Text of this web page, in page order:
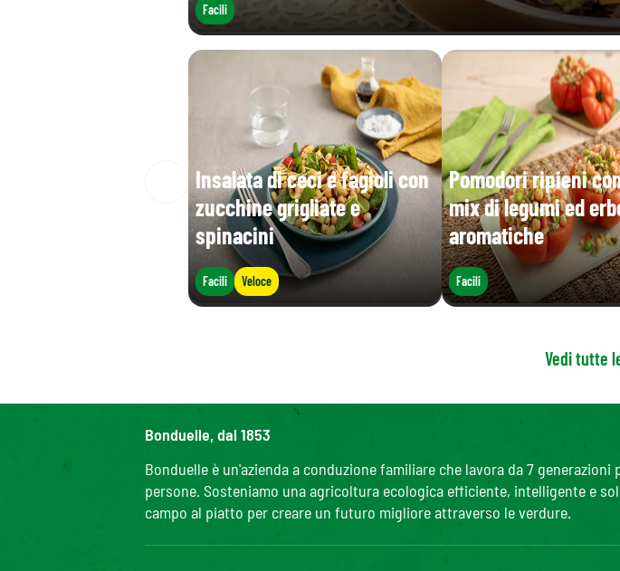
Facili
Insalata di ceci e fagioli con
zucchine grigliate e
spinacini
Facili Veloce
Pomodori ripieni
mix di legumi ed
aromatiche
Facili
Vedi tutte
Bonduelle, dal 1853
Bonduelle è un'azienda a conduzione familiare che lavora da 7
persone. Sosteniamo una agricoltura ecologica efficiente, intelligente e
campo al piatto per creare un futuro migliore attraverso le verdure.